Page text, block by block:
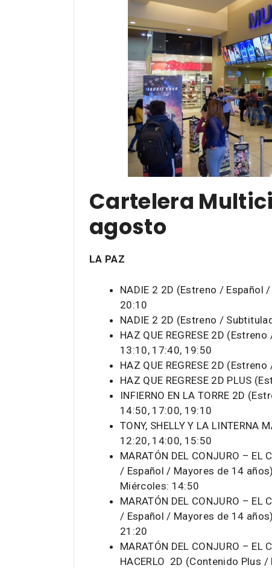
Cartelera
agosto
LA PAZ
NADIE 2 2D (Estreno / Español
20:10
NADIE 2 2D (Estreno /
HAZ QUE REGRESE 2D
13:10, 17:40, 19:50
HAZ QUE REGRESE 2D
HAZ QUE REGRESE 2D PLUS
INFIERNO EN LA TORRE 2D
14:50, 17:00, 19:10
TONY, SHELLY Y LA
12:20, 14:00, 15:50
MARATÓN DEL CONJURO –
/ Español / Mayores de 14
Miércoles: 14:50
MARATÓN DEL CONJURO –
/ Español / Mayores de 14
21:20
MARATÓN DEL CONJURO – EL
HACERLO 2D (Contenido Plus